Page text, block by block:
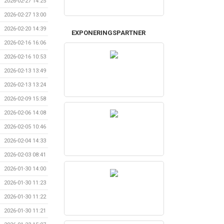
2026-02-27 13:00
2026-02-20 14:39
2026-02-16 16:06
2026-02-16 10:53
2026-02-13 13:49
2026-02-13 13:24
2026-02-09 15:58
2026-02-06 14:08
2026-02-05 10:46
2026-02-04 14:33
2026-02-03 08:41
2026-01-30 14:00
2026-01-30 11:23
2026-01-30 11:22
2026-01-30 11:21
EXPONERINGSPARTNER